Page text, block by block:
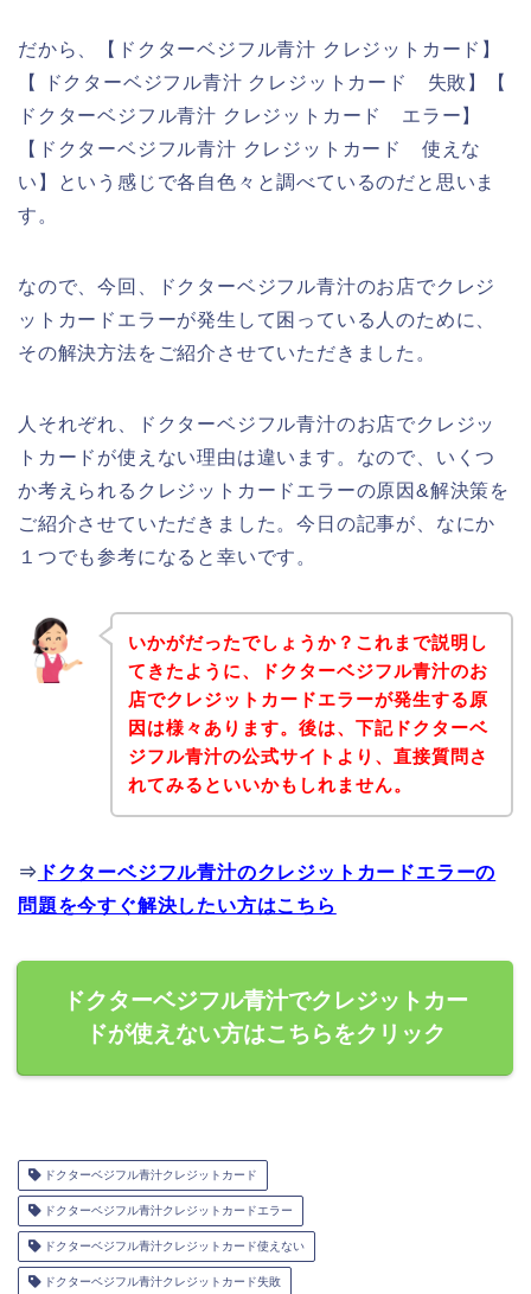
だから、【ドクターベジフル青汁 クレジットカード】
【 ドクターベジフル青汁 クレジットカード 失敗】【
ドクターベジフル青汁 クレジットカード エラー】
【ドクターベジフル青汁 クレジットカード 使えな
い】という感じで各自色々と調べているのだと思いま
す。
なので、今回、ドクターベジフル青汁のお店でクレジ
ットカードエラーが発生して困っている人のために、
その解決方法をご紹介させていただきました。
人それぞれ、ドクターベジフル青汁のお店でクレジッ
トカードが使えない理由は違います。なので、いくつ
か考えられるクレジットカードエラーの原因&解決策を
ご紹介させていただきました。今日の記事が、なにか
１つでも参考になると幸いです。
いかがだったでしょうか？これまで説明し
てきたように、ドクターベジフル青汁のお
店でクレジットカードエラーが発生する原
因は様々あります。後は、下記ドクターベ
ジフル青汁の公式サイトより、直接質問さ
れてみるといいかもしれません。
⇒ ドクターベジフル青汁のクレジットカードエラーの
問題を今すぐ解決したい方はこちら
ドクターベジフル青汁でクレジットカー
ドが使えない方はこちらをクリック
ドクターベジフル青汁クレジットカード
ドクターベジフル青汁クレジットカードエラー
ドクターベジフル青汁クレジットカード使えない
ドクターベジフル青汁クレジットカード失敗